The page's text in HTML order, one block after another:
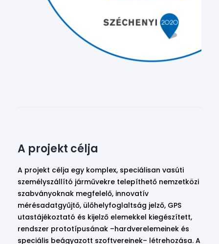
A projekt célja
A projekt célja egy komplex, speciálisan vasúti
személyszállító járművekre telepíthető nemzetközi
szabványoknak megfelelő, innovatív
mérésadatgyűjtő, ülőhelyfoglaltság jelző, GPS
utastájékoztató és kijelző elemekkel kiegészített,
rendszer prototípusának –hardverelemeinek és
speciális beágyazott szoftvereinek– létrehozása. A